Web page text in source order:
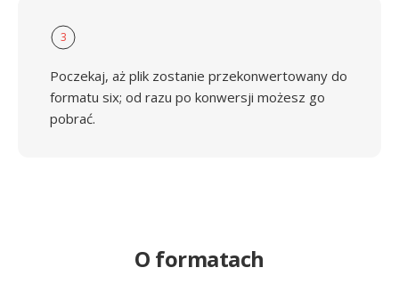
3
Poczekaj, aż plik zostanie przekonwertowany do
formatu six; od razu po konwersji możesz go
pobrać.
O formatach